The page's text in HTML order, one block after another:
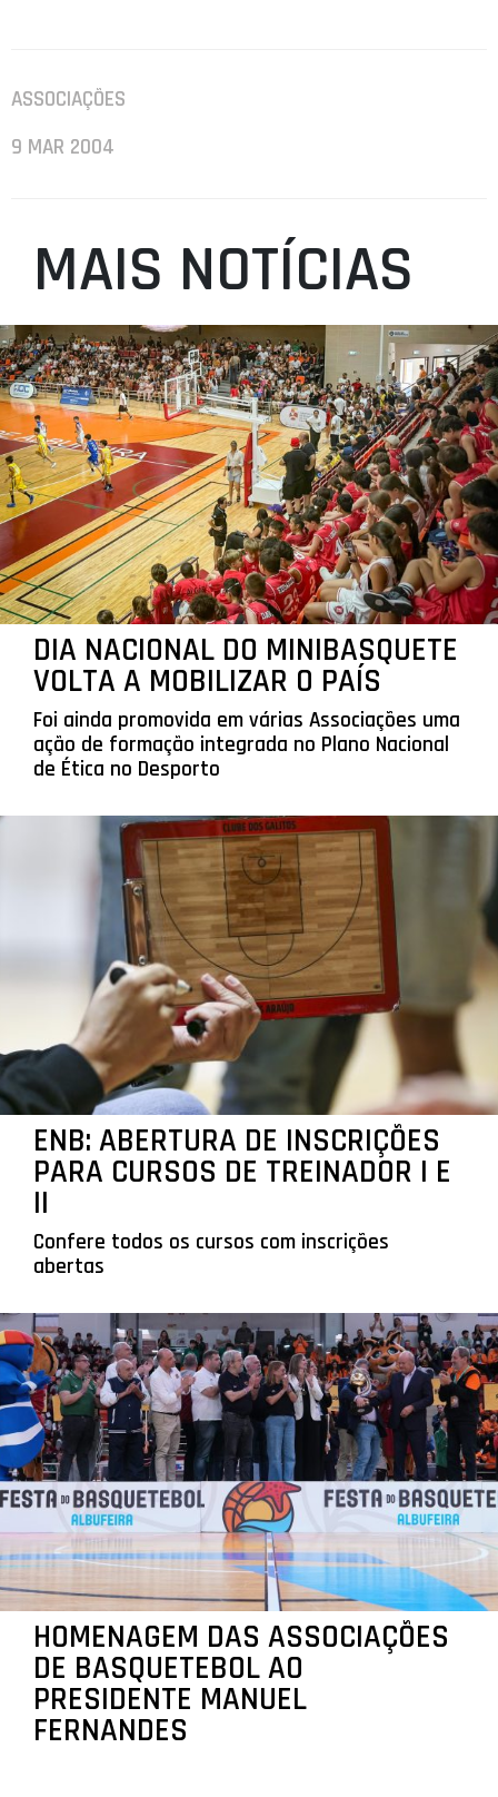
ASSOCIAÇÕES
9 MAR 2004
MAIS NOTÍCIAS
DIA NACIONAL DO MINIBASQUETE
VOLTA A MOBILIZAR O PAÍS
Foi ainda promovida em várias Associações uma
ação de formação integrada no Plano Nacional
de Ética no Desporto
ENB: ABERTURA DE INSCRIÇÕES
PARA CURSOS DE TREINADOR I E
II
Confere todos os cursos com inscrições
abertas
HOMENAGEM DAS ASSOCIAÇÕES
DE BASQUETEBOL AO
PRESIDENTE MANUEL
FERNANDES